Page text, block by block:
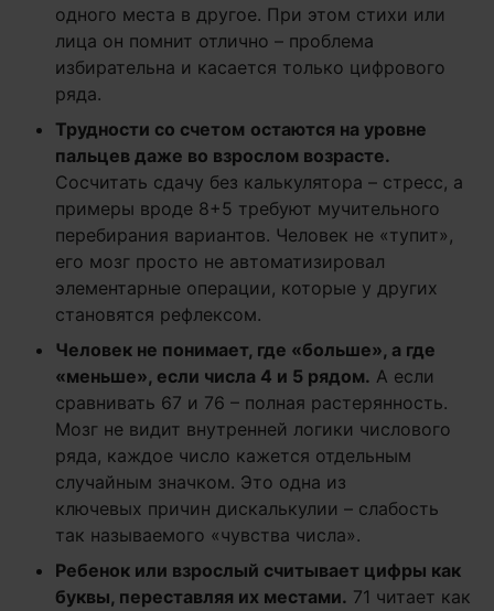
одного места в другое. При этом стихи или
лица он помнит отлично – проблема
избирательна и касается только цифрового
ряда.
Трудности со счетом остаются на уровне
пальцев даже во взрослом возрасте.
Сосчитать сдачу без калькулятора – стресс, а
примеры вроде 8+5 требуют мучительного
перебирания вариантов. Человек не «тупит»,
его мозг просто не автоматизировал
элементарные операции, которые у других
становятся рефлексом.
Человек не понимает, где «больше», а где
«меньше», если числа 4 и 5 рядом. А если
сравнивать 67 и 76 – полная растерянность.
Мозг не видит внутренней логики числового
ряда, каждое число кажется отдельным
случайным значком. Это одна из
ключевых причин дискалькулии – слабость
так называемого «чувства числа».
Ребенок или взрослый считывает цифры как
буквы, переставляя их местами. 71 читает как